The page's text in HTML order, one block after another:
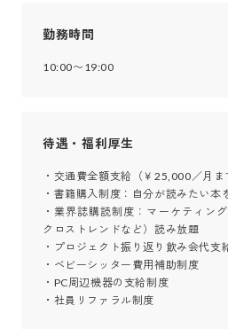
勤務時間
10:00〜19:00
待遇・福利厚生
・交通費全額支給（￥25,000／月ま
・書籍購入制度：自分が読みたい本
・業界誌購読制度：マーケティン
クロストレンドなど）読み放題
・プロジェクト振り返り飲み会代支
・ベビーシッター費用補助制度
・PC周辺機器の支給制度
・社員リファラル制度